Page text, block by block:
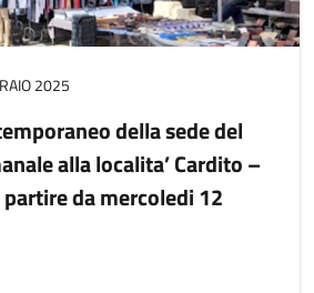
2025
della sede del
alla localita’ Cardito –
da mercoledi 12